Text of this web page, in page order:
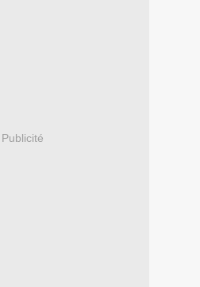
Publicité